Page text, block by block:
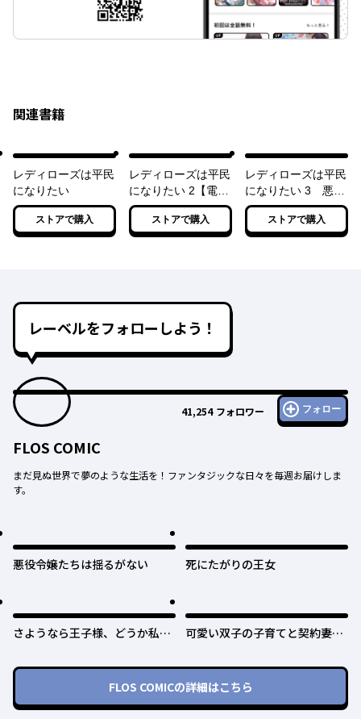
関連書籍
レディローズは平民
になりたい
ストアで購入
レディローズは平民
になりたい 2【電子
特典付き】
ストアで購入
レディローズは平民
になりたい 3 悪役
令嬢リリアナの場合
【電子特典付き】
ストアで購入
レーベルをフォローしよう！
41,254 フォロワー フォロー
FLOS COMIC
まだ見ぬ世界で夢のような生活を！ファンタジックな日々を毎週お届けしま
す。
悪役令嬢たちは揺るがない 死にたがりの王女
さようなら王子様、どうか私の
可愛い双子の子育てと契約妻は
FLOS COMICの詳細はこちら